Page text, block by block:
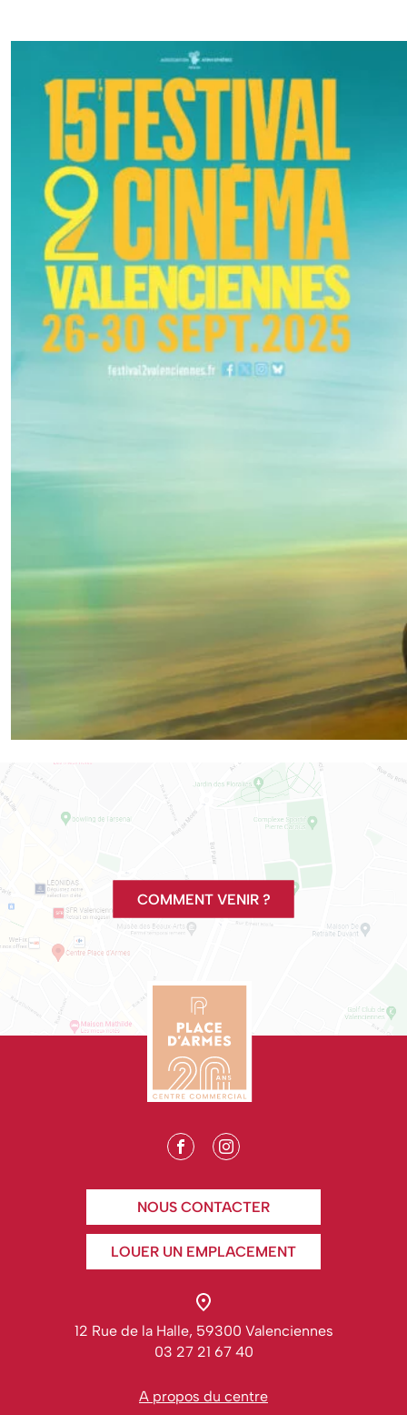
COMMENT VENIR ?
NOUS CONTACTER
LOUER UN EMPLACEMENT
12 Rue de la Halle, 59300 Valenciennes
03 27 21 67 40
A propos du centre